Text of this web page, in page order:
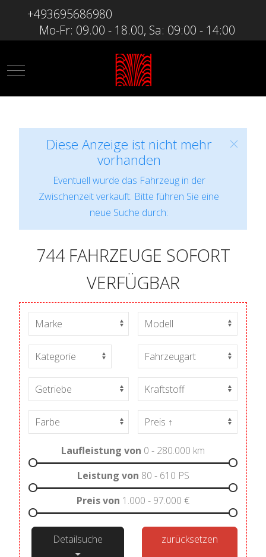
+493695686980
Mo-Fr: 09.00 - 18.00, Sa: 09:00 - 14:00
Mobile Menu Toggle
Diese Anzeige ist nicht mehr
vorhanden
Eventuell wurde das Fahrzeug in der
Zwischenzeit verkauft. Bitte führen Sie eine
neue Suche durch:
744 FAHRZEUGE SOFORT
VERFÜGBAR
Laufleistung von 0 - 280.000 km
Leistung von 80 - 610 PS
Preis von 1.000 - 97.000 €
Detailsuche zurücksetzen